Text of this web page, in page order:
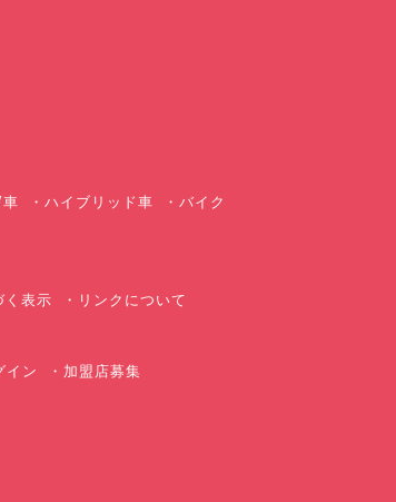
ハイブリッド車
バイク
く表示 リンクについて
イン 加盟店募集